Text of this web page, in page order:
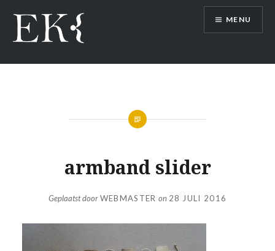
inhoud
MENU
armband slider
Geplaatst doorWEBMASTER on 28 JULI 2016